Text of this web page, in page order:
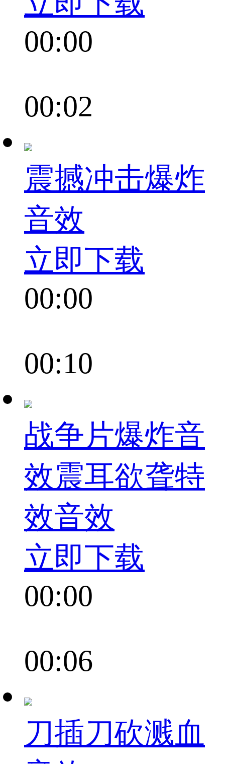
00:00
00:02
震撼冲击爆炸
音效
立即下载
00:00
00:10
战争片爆炸音
效震耳欲聋特
效音效
立即下载
00:00
00:06
刀插刀砍溅血